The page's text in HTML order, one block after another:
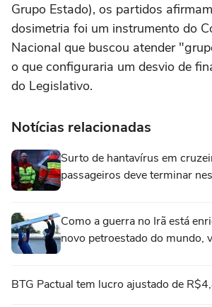
Grupo Estado), os partidos
dosimetria foi um instrumento do
Nacional que buscou atender
o que configuraria um desvio de
do Legislativo.
Notícias relacionadas
Surto de hantavírus em
passageiros deve terminar
Como a guerra no Irã está
novo petroestado do mundo,
BTG Pactual tem lucro ajustado de